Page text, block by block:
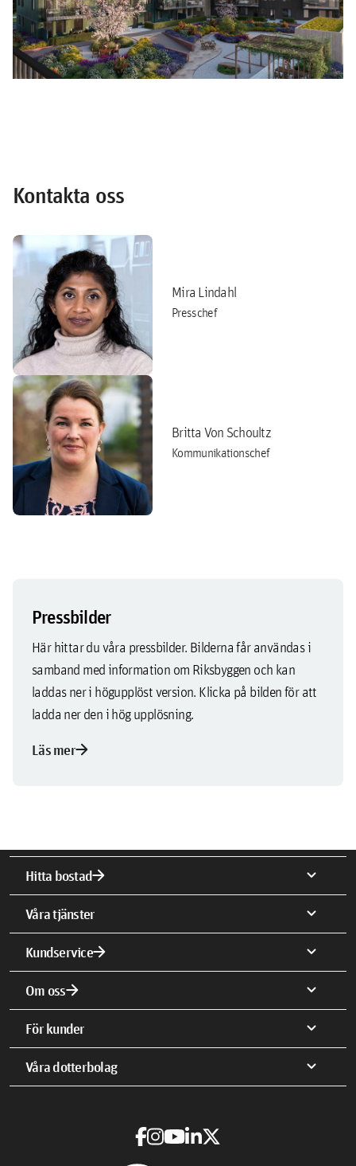
Kontakta oss
Mira Lindahl
Presschef
Britta Von Schoultz
Kommunikationschef
Pressbilder
Här hittar du våra pressbilder. Bilderna får användas i
samband med information om Riksbyggen och kan
laddas ner i högupplöst version. Klicka på bilden för att
ladda ner den i hög upplösning.
Läs merarrow_forward
Hitta bostadarrow_forward expand_more
Våra tjänster expand_more
Kundservicearrow_forward expand_more
Om ossarrow_forward expand_more
För kunder expand_more
Våra dotterbolag expand_more